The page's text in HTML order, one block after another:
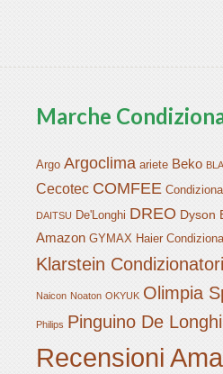
Marche
Argo Argoclima ariete Beko
Cecotec COMFEE
DAITSU De'Longhi DREO Dyson
Amazon GYMAX Haier
Klarstein Condizionatori
Naicon Noaton OKYUK Olimpia
Philips Pinguino De Longhi
Recensioni